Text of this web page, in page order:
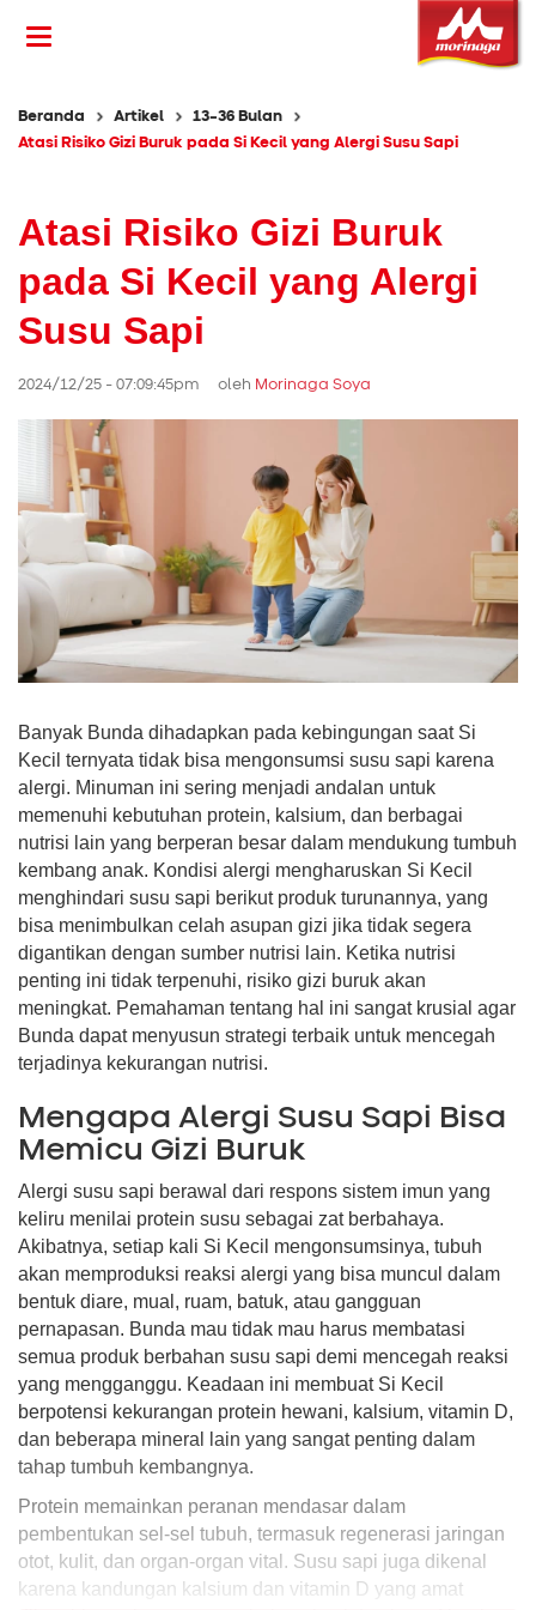
Beranda Artikel
13-36 Bulan
Atasi Risiko Gizi Buruk pada Si Kecil yang Alergi Susu Sapi
Atasi Risiko Gizi Buruk
pada Si Kecil yang Alergi
Susu Sapi
2024/12/25 - 07:09:45pm oleh Morinaga Soya
Banyak Bunda dihadapkan pada kebingungan saat Si
Kecil ternyata tidak bisa mengonsumsi susu sapi karena
alergi. Minuman ini sering menjadi andalan untuk
memenuhi kebutuhan protein, kalsium, dan berbagai
nutrisi lain yang berperan besar dalam mendukung tumbuh
kembang anak. Kondisi alergi mengharuskan Si Kecil
menghindari susu sapi berikut produk turunannya, yang
bisa menimbulkan celah asupan gizi jika tidak segera
digantikan dengan sumber nutrisi lain. Ketika nutrisi
penting ini tidak terpenuhi, risiko gizi buruk akan
meningkat. Pemahaman tentang hal ini sangat krusial agar
Bunda dapat menyusun strategi terbaik untuk mencegah
terjadinya kekurangan nutrisi.
Mengapa Alergi Susu Sapi Bisa
Memicu Gizi Buruk
Alergi susu sapi berawal dari respons sistem imun yang
keliru menilai protein susu sebagai zat berbahaya.
Akibatnya, setiap kali Si Kecil mengonsumsinya, tubuh
akan memproduksi reaksi alergi yang bisa muncul dalam
bentuk diare, mual, ruam, batuk, atau gangguan
pernapasan. Bunda mau tidak mau harus membatasi
semua produk berbahan susu sapi demi mencegah reaksi
yang mengganggu. Keadaan ini membuat Si Kecil
berpotensi kekurangan protein hewani, kalsium, vitamin D,
dan beberapa mineral lain yang sangat penting dalam
tahap tumbuh kembangnya.
Protein memainkan peranan mendasar dalam
pembentukan sel-sel tubuh, termasuk regenerasi jaringan
otot, kulit, dan organ-organ vital. Susu sapi juga dikenal
karena kandungan kalsium dan vitamin D yang amat